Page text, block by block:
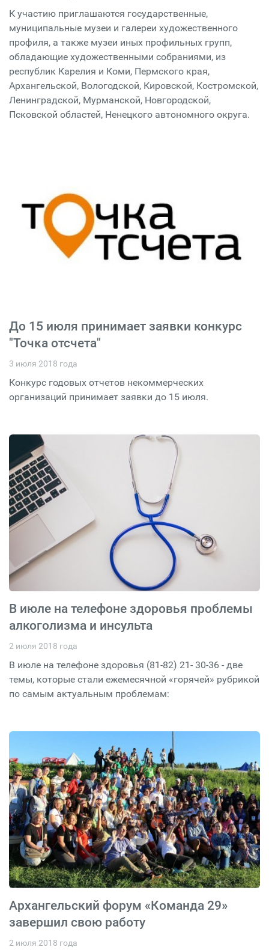
К участию приглашаются государственные,
муниципальные музеи и галереи художественного
профиля, а также музеи иных профильных групп,
обладающие художественными собраниями, из
республик Карелия и Коми, Пермского края,
Архангельской, Вологодской, Кировской, Костромской,
Ленинградской, Мурманской, Новгородской,
Псковской областей, Ненецкого автономного округа.
До 15 июля принимает заявки конкурс
"Точка отсчета"
3 июля 2018 года
Конкурс годовых отчетов некоммерческих
организаций принимает заявки до 15 июля.
В июле на телефоне здоровья проблемы
алкоголизма и инсульта
2 июля 2018 года
В июле на телефоне здоровья (81-82) 21- 30-36 - две
темы, которые стали ежемесячной «горячей» рубрикой
по самым актуальным проблемам:
Архангельский форум «Команда 29»
завершил свою работу
2 июля 2018 года